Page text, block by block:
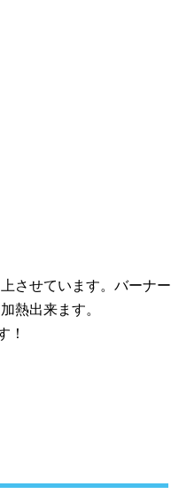
させています。バーナー
熱出来ます。
！